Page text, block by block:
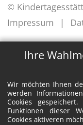
Ihre
Wir möchten Ihnen
werden
Cookies
Funktionen dieser
Cookies aktiveren
©
Impressum